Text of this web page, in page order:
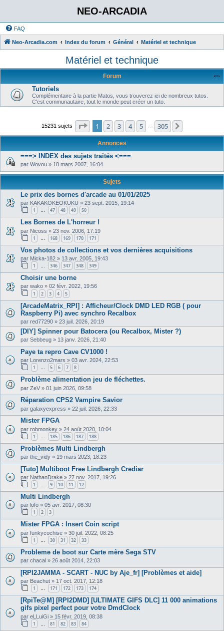
NEO-ARCADIA
FAQ
Neo-Arcadia.com Index du forum Général Matériel et technique
Matériel et technique
Forum
Tutoriels
Complémentaire à la partie Matos, vous trouverez ici de nombreux tutos.
C'est communautaire, tout le monde peut créer un tuto.
15231 sujets Page 1sur305
1 2 3 4 5 305
Annonces
===> INDEX des sujets traités <===
par Wovou » 18 mars 2007, 16:04
Sujets
Le prix des bornes d'arcade au 01/01/2025
par KAKAKOKEOKUKU » 23 sept. 2015, 19:14
1 … 47 48 49 50
Les Bornes de L'horreur !
par Nicoss » 23 nov. 2006, 17:19
1 168 169 170 171
Vos photos de collections et vos dernières acquisitions
par Micka-182 » 13 avr. 2005, 19:43
1 … 346 347 348 349
Choisir une borne
par wako » 02 févr. 2022, 19:56
1 2 3 4 5
[ArcadeMatrix_RPI] : Afficheur/Clock DMD LED RGB ( pour
Raspberry Pi) avec synchro Recalbox
par red77290 » 23 juil. 2026, 20:19
[DIY] Spinner pour Batocera (ou Recalbox, Mister ?)
par Sebbeug » 13 janv. 2026, 21:40
Paye ta repro Cave CV1000 !
par Lorenzo2mars » 03 avr. 2024, 22:53
1 … 5 6 7 8
Problème alimentation jeu de fléchettes.
par ZeV » 01 juin 2026, 09:58
Réparation CPS2 Vampire Savior
par galaxyexpress » 22 juil. 2026, 22:33
Mister FPGA
par robmonkey » 24 août 2020, 10:04
1 185 186 187 188
Problèmes Multi Lindbergh
par the_vidy » 19 mars 2023, 18:23
[Tuto] Multiboot Free Lindbergh Crediar
par NathanDrake » 27 nov. 2017, 19:26
1 9 10 11 12
Multi Lindbergh
par lofo » 05 avr. 2017, 08:30
1 2 3
Mister FPGA : Insert Coin script
par funkycochise » 30 juil. 2022, 08:25
1 30 31 32 33
Probleme de boot sur Carte mère Sega STV
par chacal » 26 août 2014, 22:03
[RPI2JAMMA - SCART - NUC by Aje_fr] [Problèmes et aide]
par Beachut » 17 oct. 2017, 12:18
1 … 171 172 173 174
[RpiTe@M] [RPI2DMD] [ULTIMATE GIFS DLC] 11 000 animations
gifs pixel perfect pour votre DmdClock
par eLLuiGi » 15 févr. 2019, 08:38
1 81 82 83 84